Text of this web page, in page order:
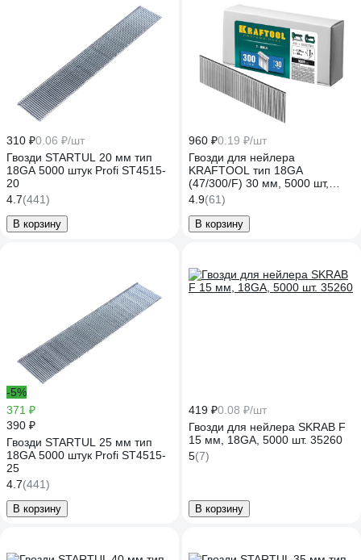
310 ₽0.06 ₽/шт
Гвозди STARTUL 20 мм тип
18GA 5000 штук Profi ST4515-
20
4.7(441)
В корзину
960 ₽0.19 ₽/шт
Гвозди для нейлера
KRAFTOOL тип 18GA
(47/300/F) 30 мм, 5000 шт,
31785-30
4.9(61)
В корзину
-5%
371 ₽
390 ₽
Гвозди STARTUL 25 мм тип
18GA 5000 штук Profi ST4515-
25
4.7(441)
В корзину
419 ₽0.08 ₽/шт
Гвозди для нейлера SKRAB F
15 мм, 18GA, 5000 шт. 35260
5(7)
В корзину